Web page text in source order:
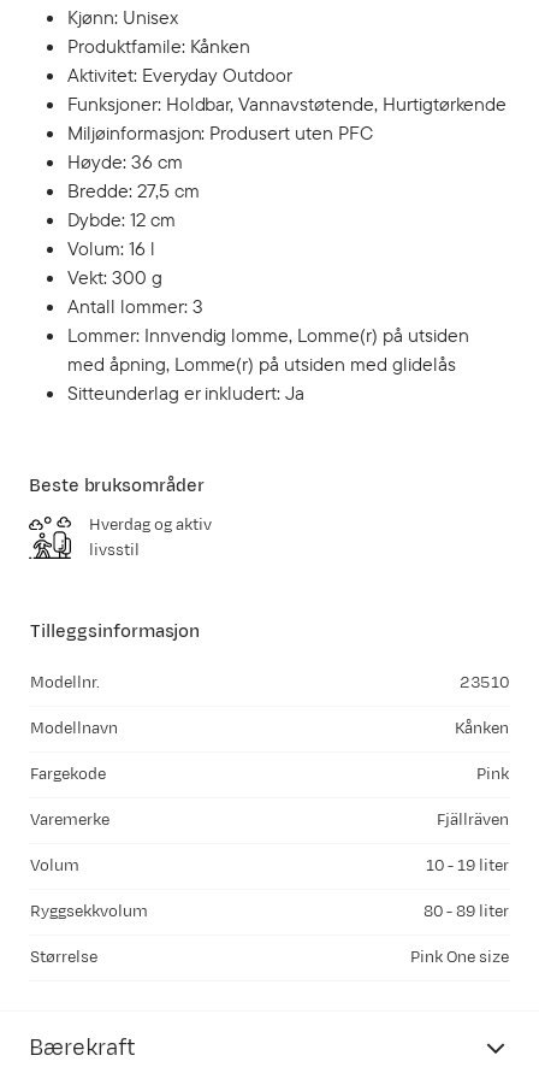
Kjønn: Unisex
Produktfamile: Kånken
Aktivitet: Everyday Outdoor
Funksjoner: Holdbar, Vannavstøtende, Hurtigtørkende
Miljøinformasjon: Produsert uten PFC
Høyde: 36 cm
Bredde: 27,5 cm
Dybde: 12 cm
Volum: 16 l
Vekt: 300 g
Antall lommer: 3
Lommer: Innvendig lomme, Lomme(r) på utsiden
med åpning, Lomme(r) på utsiden med glidelås
Sitteunderlag er inkludert: Ja
Tilleggsinformasjon
Modellnr. 23510
Modellnavn Kånken
Fargekode Pink
Varemerke Fjällräven
Volum 10 - 19 liter
Ryggsekkvolum 80 - 89 liter
Størrelse Pink One size
Beste bruksområder
Hverdag og aktiv
livsstil
Bærekraft